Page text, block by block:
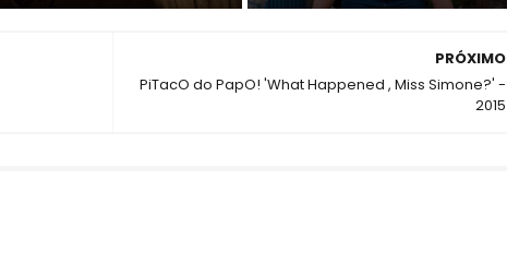
PRÓXIMO
PiTacO do PapO! 'What Happened , Miss Simone?' -
2015